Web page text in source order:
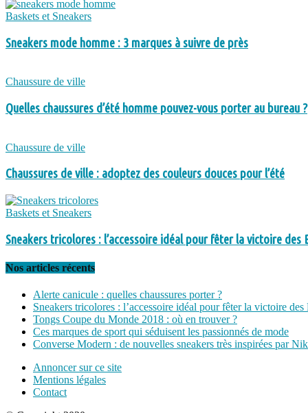
Baskets et Sneakers
Sneakers mode homme : 3 marques à suivre de près
Chaussure de ville
Quelles chaussures d’été homme pouvez-vous porter au bureau ?
Chaussure de ville
Chaussures de ville : adoptez des couleurs douces pour l’été
Baskets et Sneakers
Sneakers tricolores : l’accessoire idéal pour fêter la victoire des
Nos articles récents
Alerte canicule : quelles chaussures porter ?
Sneakers tricolores : l’accessoire idéal pour fêter la victoire des
Tongs Coupe du Monde 2018 : où en trouver ?
Ces marques de sport qui séduisent les passionnés de mode
Converse Modern : de nouvelles sneakers très inspirées par
Annoncer sur ce site
Mentions légales
Contact